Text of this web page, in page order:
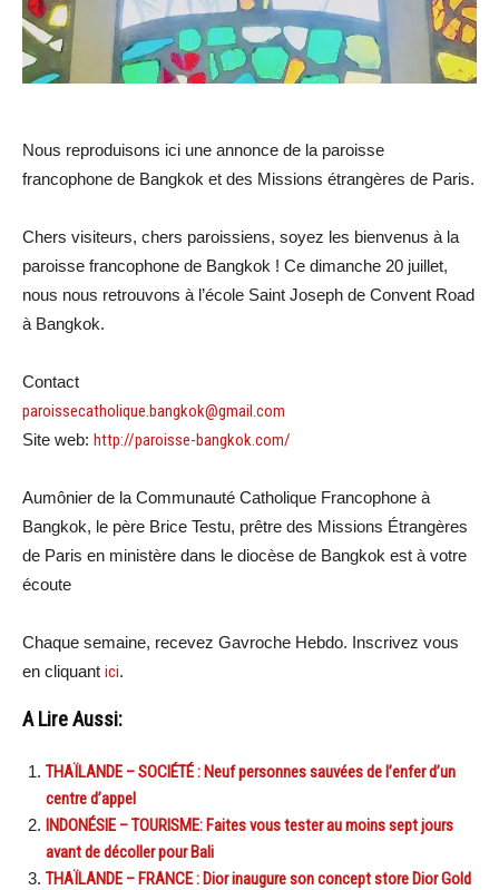
Nous reproduisons ici une annonce de la paroisse
francophone de Bangkok et des Missions étrangères de Paris.
Chers visiteurs, chers paroissiens, soyez les bienvenus à la
paroisse francophone de Bangkok ! Ce dimanche 20 juillet,
nous nous retrouvons à l’école Saint Joseph de Convent Road
à Bangkok.
Contact
paroissecatholique.bangkok@gmail.com
Site web: http://paroisse-bangkok.com/
Aumônier de la Communauté Catholique Francophone à
Bangkok, le père Brice Testu, prêtre des Missions Étrangères
de Paris en ministère dans le diocèse de Bangkok est à votre
écoute
Chaque semaine, recevez Gavroche Hebdo. Inscrivez vous
en cliquant ici.
A Lire Aussi:
THAÏLANDE – SOCIÉTÉ : Neuf personnes sauvées de l’enfer d’un
centre d’appel
INDONÉSIE – TOURISME: Faites vous tester au moins sept jours
avant de décoller pour Bali
THAÏLANDE – FRANCE : Dior inaugure son concept store Dior Gold